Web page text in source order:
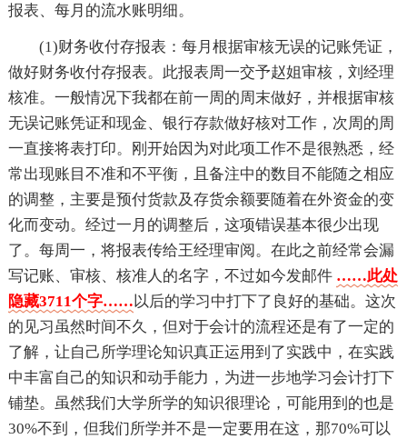
报表、每月的流水账明细。
(1)财务收付存报表：每月根据审核无误的记账凭证，
做好财务收付存报表。此报表周一交予赵姐审核，刘经理
核准。一般情况下我都在前一周的周末做好，并根据审核
无误记账凭证和现金、银行存款做好核对工作，次周的周
一直接将表打印。刚开始因为对此项工作不是很熟悉，经
常出现账目不准和不平衡，且备注中的数目不能随之相应
的调整，主要是预付货款及存货余额要随着在外资金的变
化而变动。经过一月的调整后，这项错误基本很少出现
了。每周一，将报表传给王经理审阅。在此之前经常会漏
写记账、审核、核准人的名字，不过如今发邮件 ……此处
隐藏3711个字……以后的学习中打下了良好的基础。这次
的见习虽然时间不久，但对于会计的流程还是有了一定的
了解，让自己所学理论知识真正运用到了实践中，在实践
中丰富自己的知识和动手能力，为进一步地学习会计打下
铺垫。虽然我们大学所学的知识很理论，可能用到的也是
30%不到，但我们所学并不是一定要用在这，那70%可以